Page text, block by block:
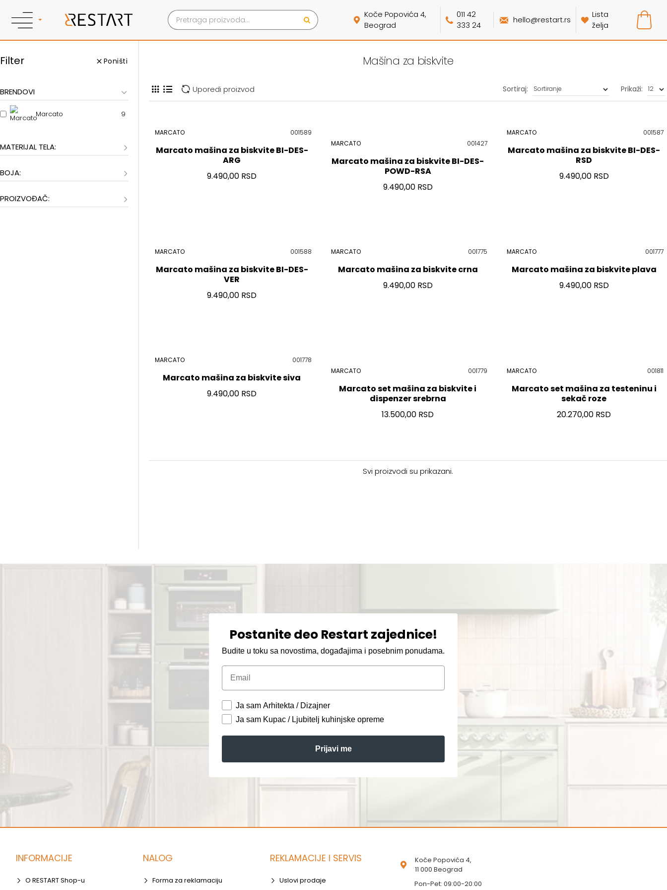
Koče Popovića 4,
Beograd
011 42
333 24
hello@restart.rs
Lista
želja
Filter Poništi
BRENDOVI
Marcato 9
MATERIJAL TELA:
BOJA:
PROIZVOĐAČ:
Mašina za biskvite
Uporedi proizvod Sortiraj: Prikaži:
MARCATO 001589
Marcato mašina za biskvite BI-DES-
ARG
9.490,00 RSD
MARCATO 001427
Marcato mašina za biskvite BI-DES-
POWD-RSA
9.490,00 RSD
MARCATO 001587
Marcato mašina za biskvite BI-DES-
RSD
9.490,00 RSD
MARCATO 001588
Marcato mašina za biskvite BI-DES-
VER
9.490,00 RSD
MARCATO 001775
Marcato mašina za biskvite crna
9.490,00 RSD
MARCATO 001777
Marcato mašina za biskvite plava
9.490,00 RSD
MARCATO 001778
Marcato mašina za biskvite siva
9.490,00 RSD
MARCATO 001779
Marcato set mašina za biskvite i
dispenzer srebrna
13.500,00 RSD
MARCATO 001811
Marcato set mašina za testeninu i
sekač roze
20.270,00 RSD
Svi proizvodi su prikazani.
Postanite deo Restart zajednice!
Budite u toku sa novostima, događajima i posebnim ponudama.
Email
Ja sam Arhitekta / Dizajner
Ja sam Kupac / Ljubitelj kuhinjske opreme
Prijavi me
INFORMACIJE
O RESTART Shop-u
NALOG
Forma za reklamaciju
REKLAMACIJE I SERVIS
Uslovi prodaje
Koče Popovića 4,
11 000 Beograd
Pon-Pet: 09:00-20:00